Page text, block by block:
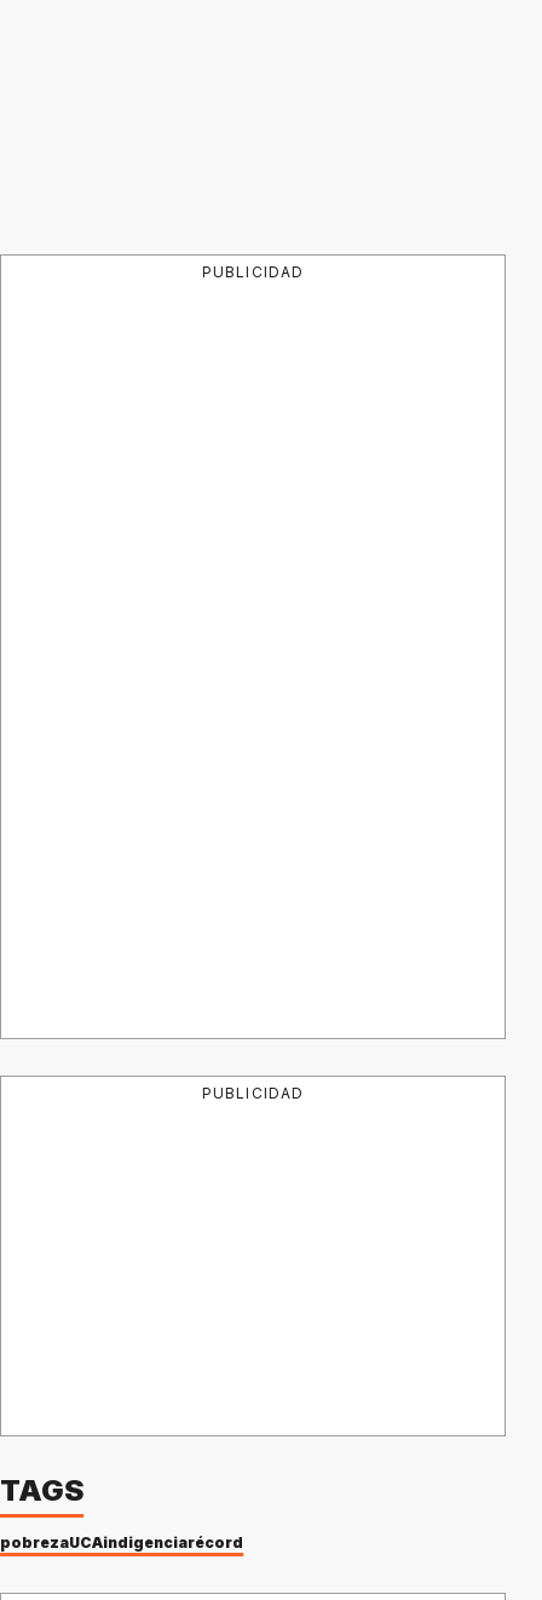
PUBLICIDAD
PUBLICIDAD
TAGS
pobrezaUCAindigenciarécord